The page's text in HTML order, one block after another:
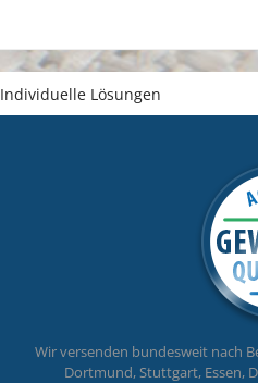
Einfache Reinigung mit
orange: 80 % rot: 80 % aquablau:
Individuelle Lösungen
Wir versenden bundesweit nach
Dortmund, Stuttgart, Essen,